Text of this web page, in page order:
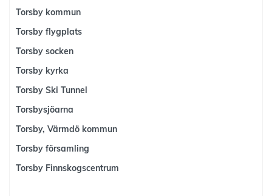
Torsby kommun
Torsby flygplats
Torsby socken
Torsby kyrka
Torsby Ski Tunnel
Torsbysjöarna
Torsby, Värmdö kommun
Torsby församling
Torsby Finnskogscentrum